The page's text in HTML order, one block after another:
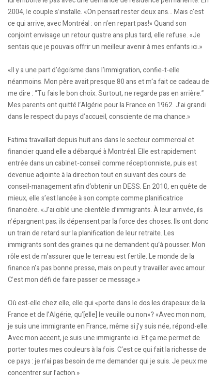
2004, le couple s’installe. «On pensait rester deux ans… Mais c’est
ce qui arrive, avec Montréal : on n’en repart pas!» Quand son
conjoint envisage un retour quatre ans plus tard, elle refuse. «Je
sentais que je pouvais offrir un meilleur avenir à mes enfants ici.»
«Il y a une part d’égoïsme dans l’immigration, confie-t-elle
néanmoins. Mon père avait presque 80 ans et m’a fait ce cadeau de
me dire : “Tu fais le bon choix. Surtout, ne regarde pas en arrière.”
Mes parents ont quitté l’Algérie pour la France en 1962. J’ai grandi
dans le respect du pays d’accueil, consciente de ma chance.»
Fatima travaillait depuis huit ans dans le secteur commercial et
financier quand elle a débarqué à Montréal. Elle est rapidement
entrée dans un cabinet-conseil comme réceptionniste, puis est
devenue adjointe à la direction tout en suivant des cours de
conseil-management afin d’obtenir un DESS. En 2010, en quête de
mieux, elle s’est lancée à son compte comme planificatrice
financière. «J’ai ciblé une clientèle d’immigrants. À leur arrivée, ils
n’épargnent pas; ils dépensent par la force des choses. Ils ont donc
un train de retard sur la planification de leur retraite. Les
immigrants sont des graines qui ne demandent qu’à pousser. Mon
rôle est de m’assurer que le terreau est fertile. Le monde de la
finance n’a pas bonne presse, mais on peut y travailler avec amour.
C’est mon défi de faire passer ce message.»
Où est-elle chez elle, elle qui «porte dans le dos les drapeaux de la
France et de l’Algérie, qu’[elle] le veuille ou non»? «Avec mon nom,
je suis une immigrante en France, même si j’y suis née, répond-elle.
Avec mon accent, je suis une immigrante ici. Et ça me permet de
porter toutes mes couleurs à la fois. C’est ce qui fait la richesse de
ce pays : je n’ai pas besoin de me demander qui je suis. Je peux me
concentrer sur l’action.»